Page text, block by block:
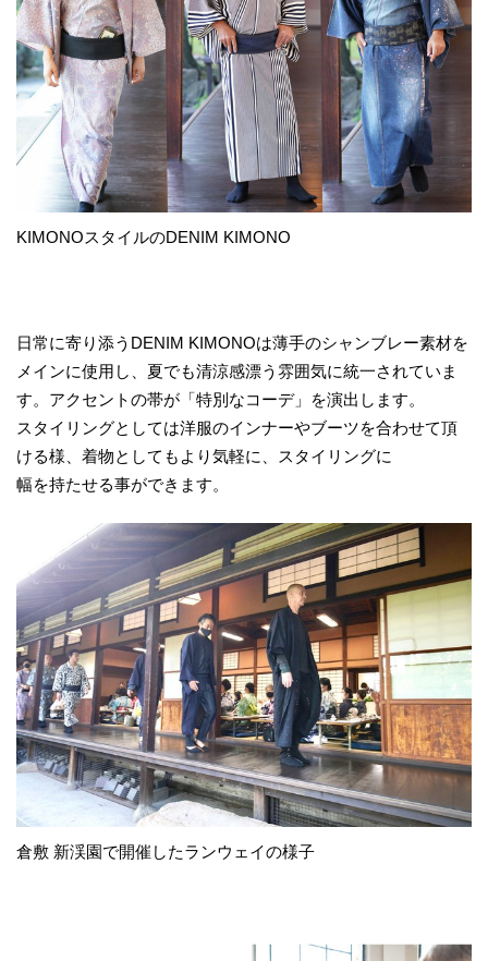
KIMONOスタイルのDENIM KIMONO
日常に寄り添うDENIM KIMONOは薄手のシャンブレー素材を
メインに使用し、夏でも清涼感漂う雰囲気に統一されていま
す。アクセントの帯が「特別なコーデ」を演出します。
スタイリングとしては洋服のインナーやブーツを合わせて頂
ける様、着物としてもより気軽に、スタイリングに
幅を持たせる事ができます。
倉敷 新渓園で開催したランウェイの様子